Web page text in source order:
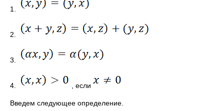
1.
2.
3.
4. , если
Введем следующее определение.